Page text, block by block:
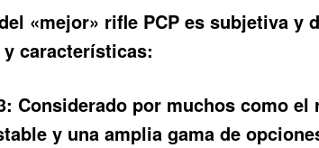
«mejor» rifle PCP es subjetiva y
características:
Considerado por muchos como
y una amplia gama de